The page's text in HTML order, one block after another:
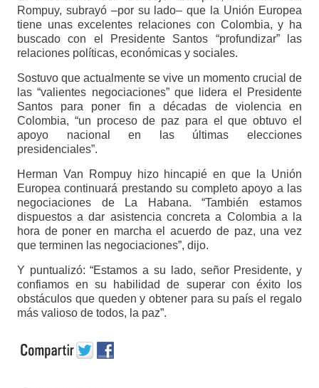
Rompuy, subrayó –por su lado– que la Unión Europea
tiene unas excelentes relaciones con Colombia, y ha
buscado con el Presidente Santos “profundizar” las
relaciones políticas, económicas y sociales.
Sostuvo que actualmente se vive un momento crucial de
las “valientes negociaciones” que lidera el Presidente
Santos para poner fin a décadas de violencia en
Colombia, “un proceso de paz para el que obtuvo el
apoyo nacional en las últimas elecciones
presidenciales”.
Herman Van Rompuy hizo hincapié en que la Unión
Europea continuará prestando su completo apoyo a las
negociaciones de La Habana. “También estamos
dispuestos a dar asistencia concreta a Colombia a la
hora de poner en marcha el acuerdo de paz, una vez
que terminen las negociaciones”, dijo.
Y puntualizó: “Estamos a su lado, señor Presidente, y
confiamos en su habilidad de superar con éxito los
obstáculos que queden y obtener para su país el regalo
más valioso de todos, la paz”.